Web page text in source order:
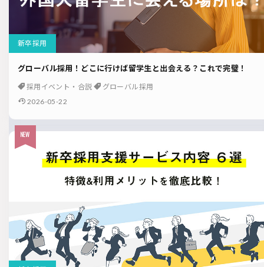
新卒採用
グローバル採用！どこに行けば留学生と出会える？これで完璧！
採用イベント・合説
グローバル採用
2026-05-22